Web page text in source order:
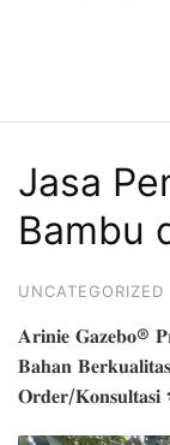
Jasa
Bambu
UNCATEGORIZED
𝐀𝐫𝐢𝐧𝐢𝐞 𝐆𝐚𝐳𝐞𝐛𝐨®
𝐁𝐚𝐡𝐚𝐧
𝐎𝐫𝐝𝐞𝐫/